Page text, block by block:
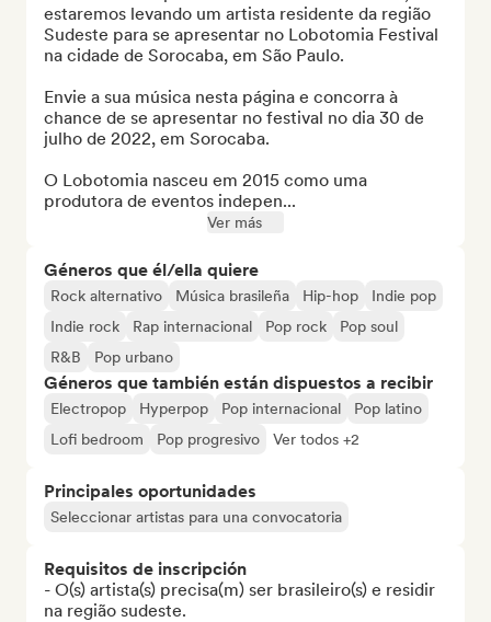
estaremos levando um artista residente da região
Sudeste para se apresentar no Lobotomia Festival
na cidade de Sorocaba, em São Paulo.
Envie a sua música nesta página e concorra à
chance de se apresentar no festival no dia 30 de
julho de 2022, em Sorocaba.
O Lobotomia nasceu em 2015 como uma
produtora de eventos indepen...
Ver más
Géneros que él/ella quiere
Rock alternativo Música brasileña Hip-hop
Indie pop
Indie rock
Rap internacional Pop rock
Pop soul
R&B
Pop urbano
Géneros que también están dispuestos a recibir
Electropop Hyperpop Pop internacional
Pop latino
Lofi bedroom
Pop progresivo Ver todos +2
Principales oportunidades
Seleccionar artistas para una convocatoria
Requisitos de inscripción
- O(s) artista(s) precisa(m) ser brasileiro(s) e residir
na região sudeste.